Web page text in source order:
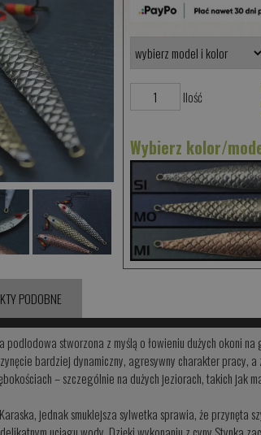
Ilość
Wybierz kolor/
PODOBNE
stworzona z myślą o łowieniu dużych okoni na
bardziej dynamiczny, agresywny charakter pracy,
– szczególnie na dużych jeziorach, takich jak
jednak smuklejsza sylwetka sprawia, że przynęta